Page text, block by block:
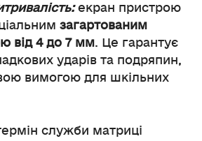
екран пристрою
загартованим
від 4 до 7 мм. Це гарантує
ударів та подряпин,
вимогою для шкільних
служби матриці